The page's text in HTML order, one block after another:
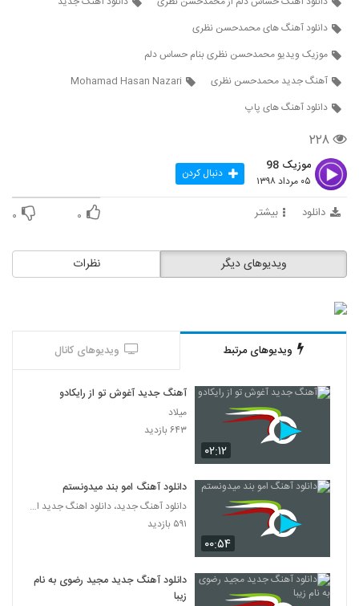
5090
Karimzadeh Bi Bahoone)
5092
5093
حمید عسکری آهنگ حلالم کن
۳۳۷ بازدید
5096
آهنگ کامیاب بابائی بنام کجا برم
دانلود آهنگ گیسو Gisoo از هادی حقیقی
۲۵۱ بازدید
دانلود آهنگ ارسز حله برو
5099
Dadashi Rooberah)
۲۶۹ بازدید
دانلود آهنگ های محمدحسن نظری
موزیک ویدیو محمدحسن نظری بنام حساس دلم
آهنگ جدید محمدحسن نظری
Mohamad Hasan Nazari
دانلود آهنگ های پاپ
۲۲۸
موزیک 98
۰۵ مرداد ۱۳۹۸ دنبال کردن
دانلود بیشتر ۰ ۰
نظرات ویدیوهای دیگر
ویدیوهای مرتبط ویدیوهای کانال
۰۲:۱۲
آهنگ جدید آغوش تو از رایکادو
میلاد
۶۴۳ بازدید
۰۰:۵۴
دانلود آهنگ امو بند میدونستم
دانلود آهنگ جدید، دانلود اهنگ جدید ایرانی
۵۹۱ بازدید
دانلود آهنگ جدید مجید رضوی به نام
زیبا